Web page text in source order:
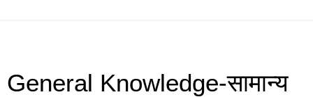
General Knowledge-सामान्य